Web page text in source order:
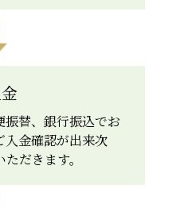
振替、銀行振込でお
入金確認が出来次
だきます。